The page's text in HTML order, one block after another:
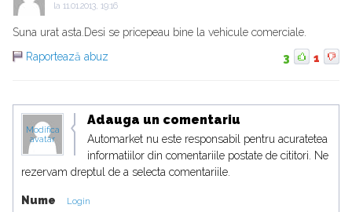
la 11.01.2013, 19:16
Suna urat asta.Desi se pricepeau bine la vehicule comerciale.
Raportează abuz
3 1
Modifica
avatar
Adauga un comentariu
Automarket nu este responsabil pentru acuratetea
informatiilor din comentariile postate de cititori. Ne
rezervam dreptul de a selecta comentariile.
Nume Login